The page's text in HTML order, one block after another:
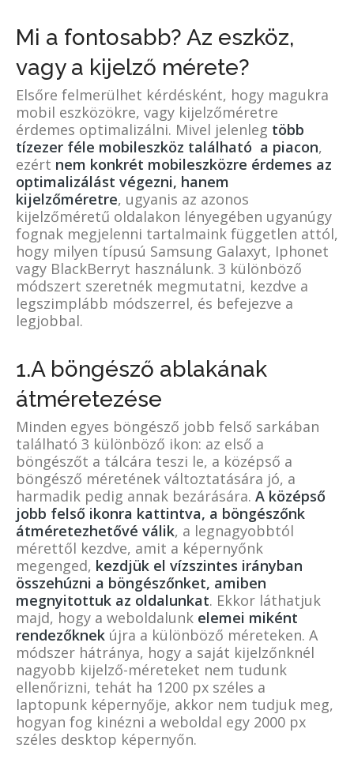
Mi a fontosabb? Az eszköz,
vagy a kijelző mérete?
Elsőre felmerülhet kérdésként, hogy magukra
mobil eszközökre, vagy kijelzőméretre
érdemes optimalizálni. Mivel jelenleg több
tízezer féle mobileszköz található a piacon,
ezért nem konkrét mobileszközre érdemes az
optimalizálást végezni, hanem
kijelzőméretre, ugyanis az azonos
kijelzőméretű oldalakon lényegében ugyanúgy
fognak megjelenni tartalmaink független attól,
hogy milyen típusú Samsung Galaxyt, Iphonet
vagy BlackBerryt használunk. 3 különböző
módszert szeretnék megmutatni, kezdve a
legszimplább módszerrel, és befejezve a
legjobbal.
1.A böngésző ablakának
átméretezése
Minden egyes böngésző jobb felső sarkában
található 3 különböző ikon: az első a
böngészőt a tálcára teszi le, a középső a
böngésző méretének változtatására jó, a
harmadik pedig annak bezárására. A középső
jobb felső ikonra kattintva, a böngészőnk
átméretezhetővé válik, a legnagyobbtól
mérettől kezdve, amit a képernyőnk
megenged, kezdjük el vízszintes irányban
összehúzni a böngészőnket, amiben
megnyitottuk az oldalunkat. Ekkor láthatjuk
majd, hogy a weboldalunk elemei miként
rendezőknek újra a különböző méreteken. A
módszer hátránya, hogy a saját kijelzőnknél
nagyobb kijelző-méreteket nem tudunk
ellenőrizni, tehát ha 1200 px széles a
laptopunk képernyője, akkor nem tudjuk meg,
hogyan fog kinézni a weboldal egy 2000 px
széles desktop képernyőn.